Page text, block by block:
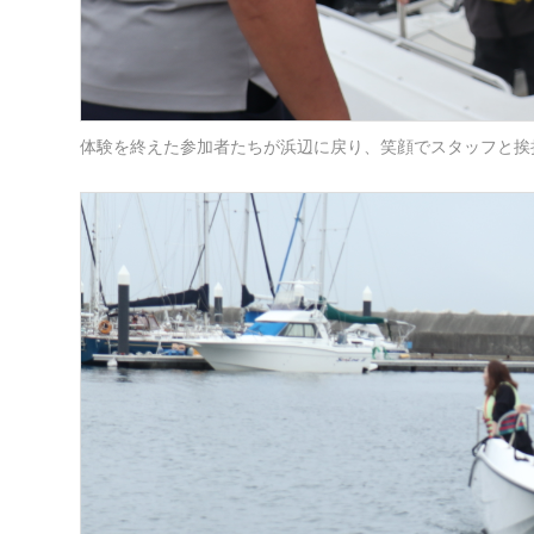
体験を終えた参加者たちが浜辺に戻り、笑顔でスタッフと挨